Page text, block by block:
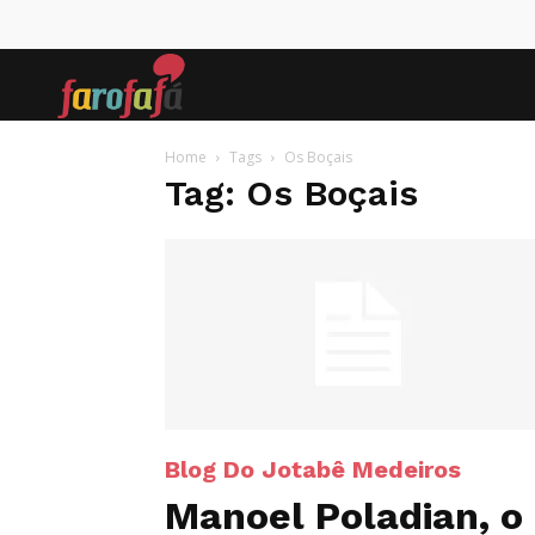
Home Tags Os Boçais
Tag: Os Boçais
Blog Do Jotabê Medeiros
Manoel Poladian, o